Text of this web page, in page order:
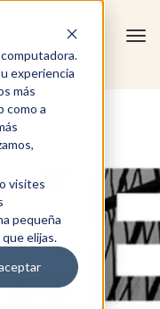
experiencia
más
como a
visites
pequeña
elijas.